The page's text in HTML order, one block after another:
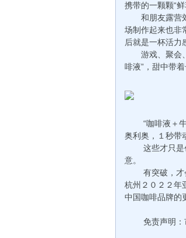
携带的一颗颗“
和朋友露营郊
场制作起来也非
后就是一杯活力
游戏、聚会、
啡液”，甜中带
“咖啡液＋牛
奥利奥，１秒带
这些才只是创
意。
有突破，才会
杭州２０２２年
中国咖啡品牌的
免责声明：市